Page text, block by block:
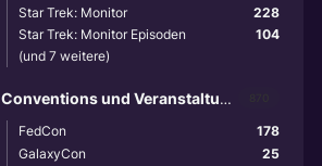
228
Star Trek: Monitor
104
Star Trek: Monitor Episoden
(und 7 weitere)
Conventions und Veranstaltungen
178
FedCon
25
GalaxyCon